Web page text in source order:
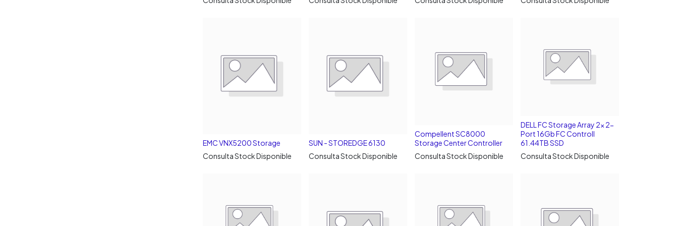
EMC VNX5200 Storage
Consulta Stock Disponible
SUN - STOREDGE 6130
Consulta Stock Disponible
Compellent SC8000
Storage Center Controller
Consulta Stock Disponible
DELL FC Storage Array 2x 2-
Port 16Gb FC Controll
61.44TB SSD
Consulta Stock Disponible